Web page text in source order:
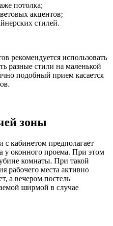
потолка;
акцентов;
стилей.
рекомендуется использовать
разные стили на маленькой
подобный прием касается
зоны
кабинетом предполагает
у оконного проема. При этом
комнаты. При такой
рабочего места активно
а вечером постель
ширмой в случае